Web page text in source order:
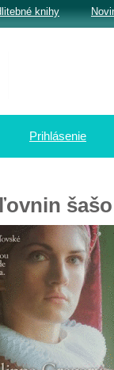
Prihlásenie
šašo
knihy